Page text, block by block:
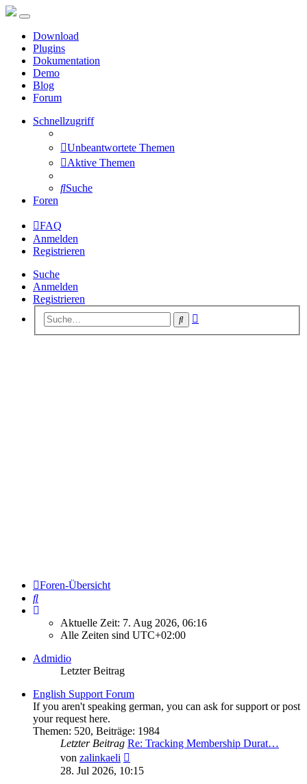
Download
Plugins
Dokumentation
Demo
Blog
Forum
Schnellzugriff
Unbeantwortete Themen
Aktive Themen
Suche
Foren
FAQ
Anmelden
Registrieren
Suche
Anmelden
Registrieren
Suche
Foren-Übersicht
Suche
Aktuelle Zeit: 7. Aug 2026, 06:16
Alle Zeiten sind UTC+02:00
Admidio
Letzter Beitrag
English Support Forum
If you aren't speaking german, you can ask for support or post
your request here.
Themen: 520, Beiträge: 1984
Letzter Beitrag Re: Tracking Membership Durat…
von zalinkaeli
Beitrag
28. Jul 2026, 10:15